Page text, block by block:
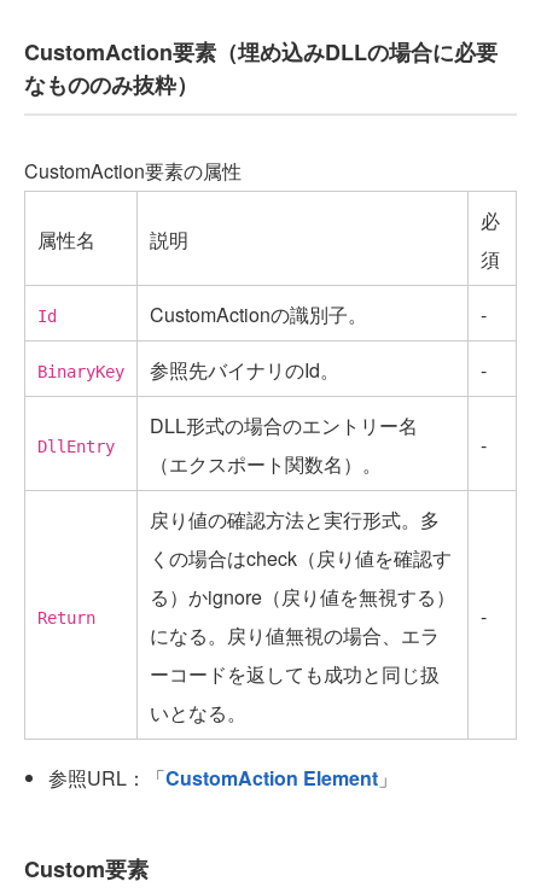
CustomAction要素（埋め込みDLLの場合に必要
なもののみ抜粋）
CustomAction要素の属性
属性名 説明
必
須
Id CustomActionの識別子。 -
BinaryKey 参照先バイナリのId。 -
DllEntry
DLL形式の場合のエントリー名
（エクスポート関数名）。
-
Return
戻り値の確認方法と実行形式。多
くの場合はcheck（戻り値を確認す
る）かignore（戻り値を無視する）
になる。戻り値無視の場合、エラ
ーコードを返しても成功と同じ扱
いとなる。
-
参照URL：「CustomAction Element 」
Custom要素